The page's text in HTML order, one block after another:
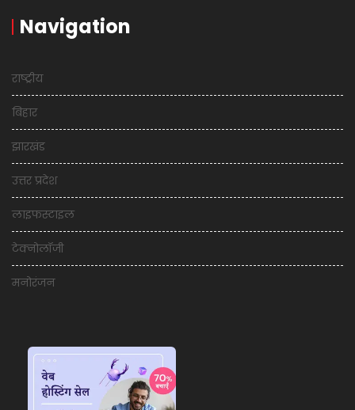
Navigation
राष्ट्रीय
बिहार
झारखंड
उत्तर प्रदेश
लाइफस्टाइल
टेक्नोलॉजी
मनोरंजन